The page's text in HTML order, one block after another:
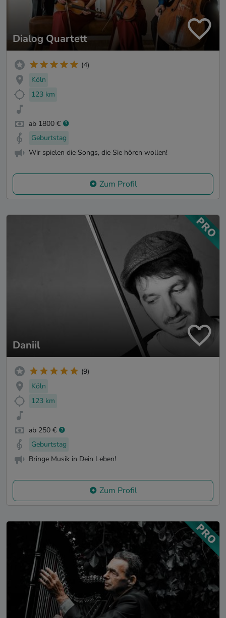
Dialog Quartett
(4)
Köln
123 km
ab 1800 €
Geburtstag
Wir spielen die Songs, die Sie hören wollen!
Zum Profil
Daniil
(9)
Köln
123 km
ab 250 €
Geburtstag
Bringe Musik in Dein Leben!
Zum Profil